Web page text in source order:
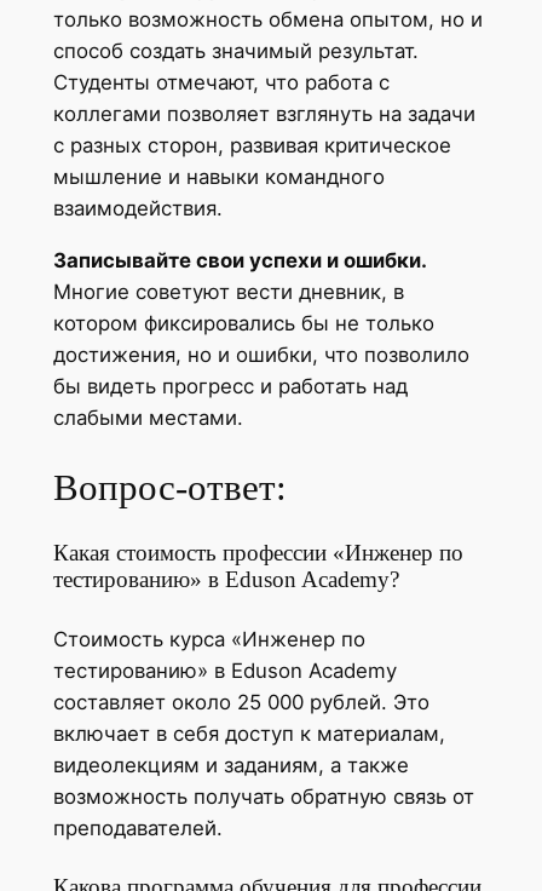
только возможность обмена опытом, но и
способ создать значимый результат.
Студенты отмечают, что работа с
коллегами позволяет взглянуть на задачи
с разных сторон, развивая критическое
мышление и навыки командного
взаимодействия.
Записывайте свои успехи и ошибки.
Многие советуют вести дневник, в
котором фиксировались бы не только
достижения, но и ошибки, что позволило
бы видеть прогресс и работать над
слабыми местами.
Вопрос-ответ:
Какая стоимость профессии «Инженер по
тестированию» в Eduson Academy?
Стоимость курса «Инженер по
тестированию» в Eduson Academy
составляет около 25 000 рублей. Это
включает в себя доступ к материалам,
видеолекциям и заданиям, а также
возможность получать обратную связь от
преподавателей.